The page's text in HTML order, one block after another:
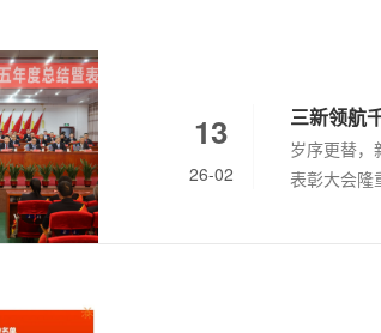
13
26-02
三新领航
岁序更替，
表彰大会隆